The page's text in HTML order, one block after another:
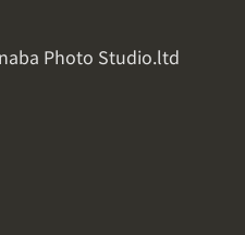
Photo Studio.ltd